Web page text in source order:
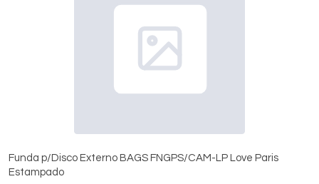
Funda p/Disco Externo BAGS FNGPS/CAM-LP Love Paris
Estampado